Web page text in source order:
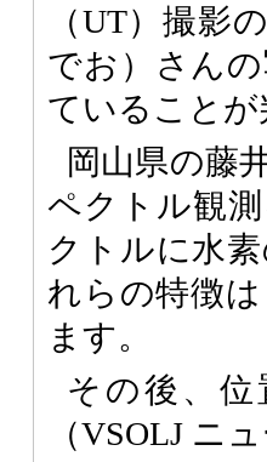
（UT）撮影
でお）さん
ていることが
岡山県の藤
ペクトル観
クトルに水
れらの特徴
ます。
その後、
（VSOLJ ニ